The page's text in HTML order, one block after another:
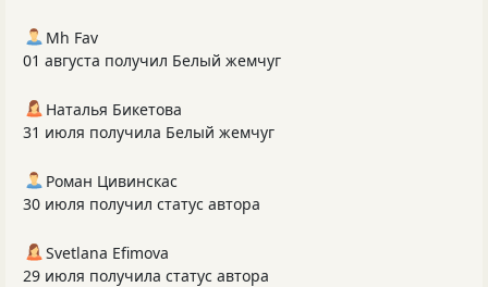
Mh Fav
01 августа получил Белый жемчуг
Наталья Бикетова
31 июля получила Белый жемчуг
Роман Цивинскас
30 июля получил статус автора
Svetlana Efimova
29 июля получила статус автора